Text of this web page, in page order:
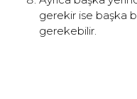
gerekir ise başka
gerekebilir.